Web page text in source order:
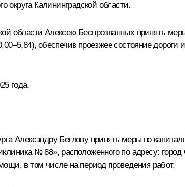
округа Калининградской области.
области Алексею Беспрозванных принять
обеспечив проезжее состояние дороги
года.
Александру Беглову принять меры по
№ 88», расположенного по адресу:
в том числе на период проведения работ.